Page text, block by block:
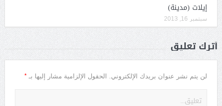
إيلات (مدينة)
سبتمبر 16, 2013
أترك تعليق
لن يتم نشر عنوان بريدك الإلكتروني. الحقول الإلزامية مشار إليها بـ *